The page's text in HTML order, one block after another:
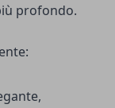
profondo.